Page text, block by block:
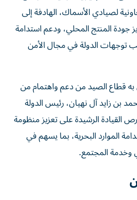
لصيادي الأسماك، الهادفة إلى
جودة المنتج المحلي، ودعم استدامة
توجهات الدولة في مجال الأمن
قطاع الصيد من دعم واهتمام من
بن زايد آل نهيان، رئيس الدولة
الرشيدة على تعزيز منظومة
الموارد البحرية، بما يسهم في
وخدمة المجتمع.